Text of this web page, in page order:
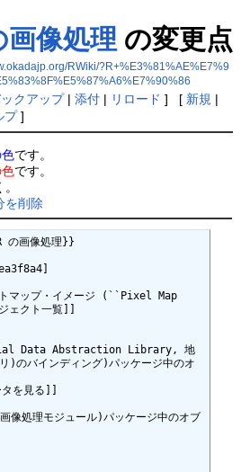
画像処理 の変更点
RWiki/?R+%E3%81%AE%E7%9
クアップ| 添付| リロード ] [ 新規 |
プ]
色です。
色です。
を削除
の画像処理}}
マップ・イメージ (``Pixel Map
ェクト一覧]]
Data Abstraction Library, 地
)のバインディング)パッケージ中のオ
を見る]]
処理モジュール)パッケージ中のオブ